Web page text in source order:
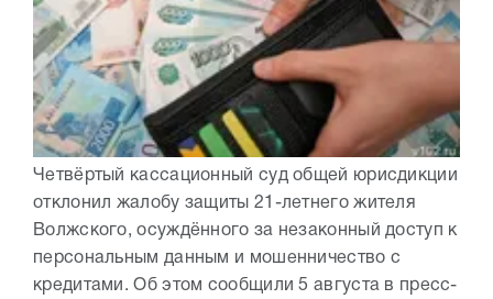
Четвёртый кассационный суд общей юрисдикции
отклонил жалобу защиты 21-летнего жителя
Волжского, осуждённого за незаконный доступ к
персональным данным и мошенничество с
кредитами. Об этом сообщили 5 августа в пресс-